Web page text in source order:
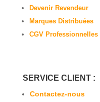
Devenir Revendeur
Marques Distribuées
CGV Professionnelles
SERVICE CLIENT :
Contactez-nous